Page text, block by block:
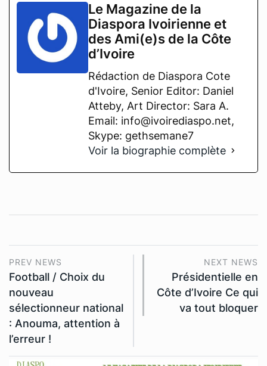
Le Magazine de la
Diaspora Ivoirienne et
des Ami(e)s de la Côte
d’Ivoire
Rédaction de Diaspora Cote
d'Ivoire, Senior Editor: Daniel
Atteby, Art Director: Sara A.
Email: info@ivoirediaspo.net,
Skype: gethsemane7
Voir la biographie complète
PREV NEWS
Football / Choix du
nouveau
sélectionneur national
: Anouma, attention à
l’erreur !
NEXT NEWS
Présidentielle en
Côte d’Ivoire Ce qui
va tout bloquer